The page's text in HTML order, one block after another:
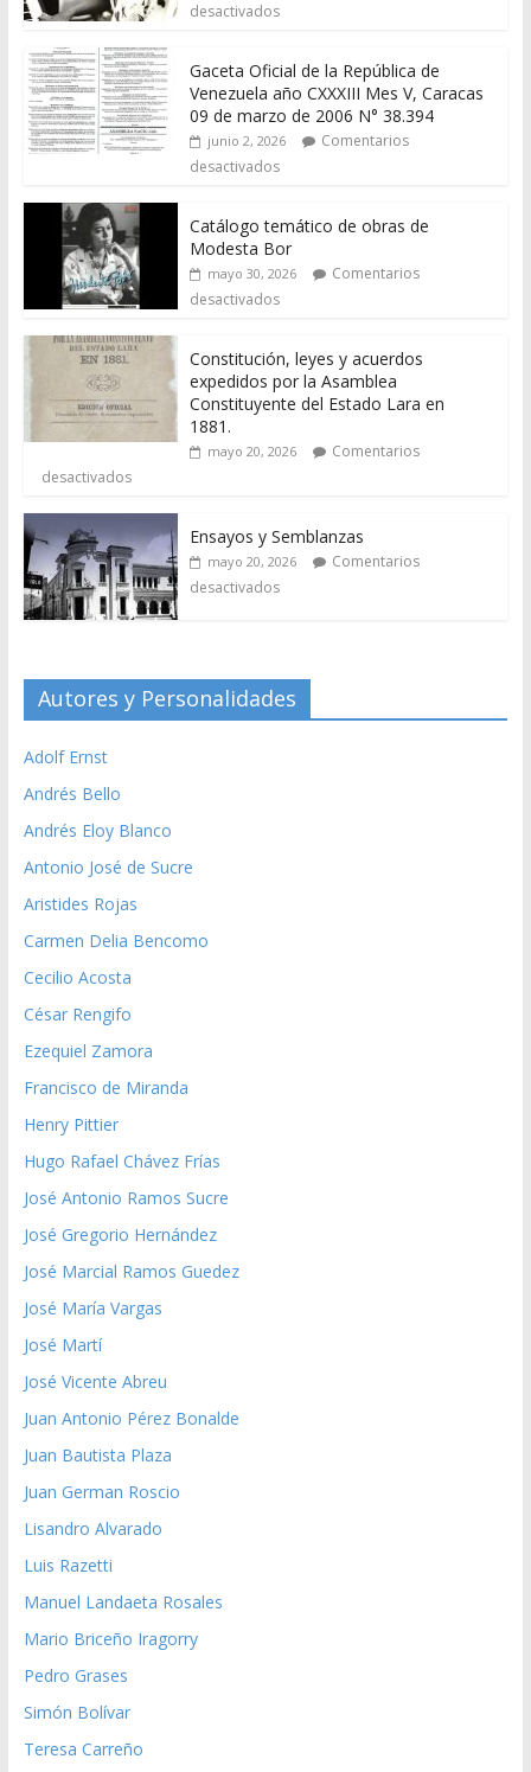
desactivados
Gaceta Oficial de la República de
Venezuela año CXXXIII Mes V, Caracas
09 de marzo de 2006 N° 38.394
junio 2, 2026
Comentarios
desactivados
Catálogo temático de obras de
Modesta Bor
mayo 30, 2026
Comentarios
desactivados
Constitución, leyes y acuerdos
expedidos por la Asamblea
Constituyente del Estado Lara en
1881.
mayo 20, 2026
Comentarios
desactivados
Ensayos y Semblanzas
mayo 20, 2026
Comentarios
desactivados
Autores y Personalidades
Adolf Ernst
Andrés Bello
Andrés Eloy Blanco
Antonio José de Sucre
Aristides Rojas
Carmen Delia Bencomo
Cecilio Acosta
César Rengifo
Ezequiel Zamora
Francisco de Miranda
Henry Pittier
Hugo Rafael Chávez Frías
José Antonio Ramos Sucre
José Gregorio Hernández
José Marcial Ramos Guedez
José María Vargas
José Martí
José Vicente Abreu
Juan Antonio Pérez Bonalde
Juan Bautista Plaza
Juan German Roscio
Lisandro Alvarado
Luis Razetti
Manuel Landaeta Rosales
Mario Briceño Iragorry
Pedro Grases
Simón Bolívar
Teresa Carreño